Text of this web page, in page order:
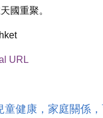
國重聚。
URL
童健康，家庭關係